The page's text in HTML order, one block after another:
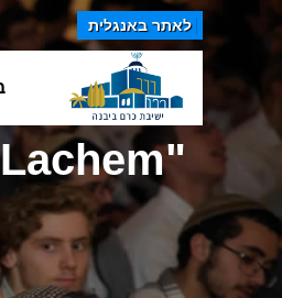
לאתר באנגלית
"U'sefartem Lachem...."